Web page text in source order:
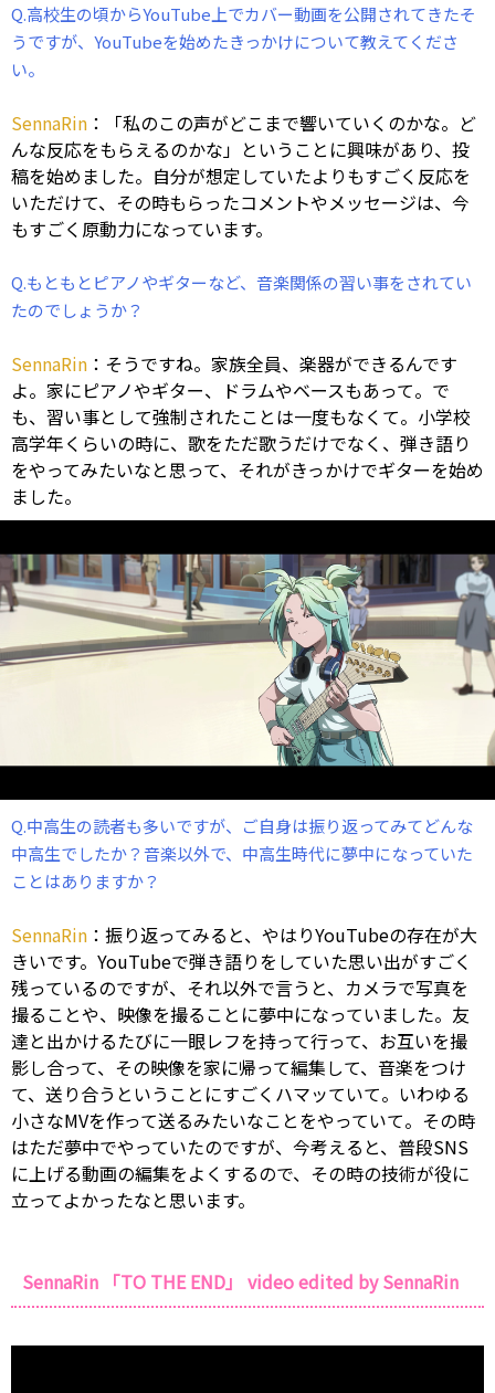
Q.高校生の頃からYouTube上でカバー動画を公開されてきたそ
うですが、YouTubeを始めたきっかけについて教えてくださ
い。
SennaRin ：「私のこの声がどこまで響いていくのかな。ど
んな反応をもらえるのかな」ということに興味があり、投
稿を始めました。自分が想定していたよりもすごく反応を
いただけて、その時もらったコメントやメッセージは、今
もすごく原動力になっています。
Q.もともとピアノやギターなど、音楽関係の習い事をされてい
たのでしょうか？
SennaRin ：そうですね。家族全員、楽器ができるんです
よ。家にピアノやギター、ドラムやベースもあって。で
も、習い事として強制されたことは一度もなくて。小学校
高学年くらいの時に、歌をただ歌うだけでなく、弾き語り
をやってみたいなと思って、それがきっかけでギターを始め
ました。
Q.中高生の読者も多いですが、ご自身は振り返ってみてどんな
中高生でしたか？音楽以外で、中高生時代に夢中になっていた
ことはありますか？
SennaRin ：振り返ってみると、やはりYouTubeの存在が大
きいです。YouTubeで弾き語りをしていた思い出がすごく
残っているのですが、それ以外で言うと、カメラで写真を
撮ることや、映像を撮ることに夢中になっていました。友
達と出かけるたびに一眼レフを持って行って、お互いを撮
影し合って、その映像を家に帰って編集して、音楽をつけ
て、送り合うということにすごくハマッていて。いわゆる
小さなMVを作って送るみたいなことをやっていて。その時
はただ夢中でやっていたのですが、今考えると、普段SNS
に上げる動画の編集をよくするので、その時の技術が役に
立ってよかったなと思います。
SennaRin 「TO THE END」 video edited by SennaRin